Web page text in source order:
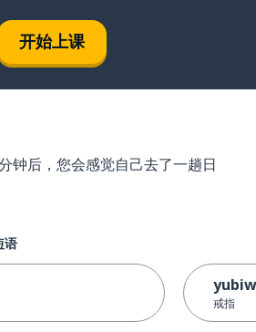
开始上课
钟后，您会感觉自己去了一趟日
语
戒指